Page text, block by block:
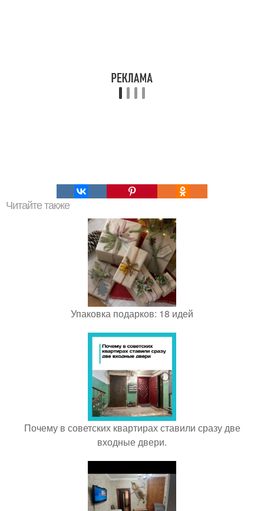
Читайте также
Упаковка подарков: 18 идей
Почему в советских квартирах ставили сразу две
входные двери.